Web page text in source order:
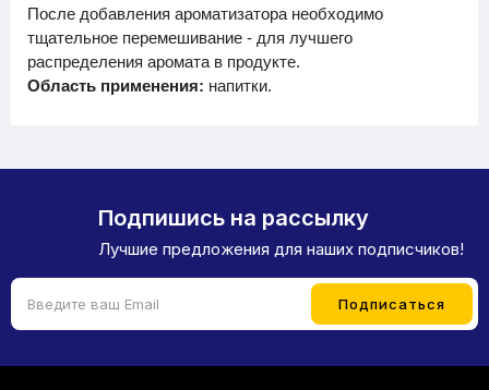
После добавления ароматизатора необходимо
тщательное перемешивание - для лучшего
распределения аромата в продукте.
Область применения: напитки.
Подпишись на рассылку
Лучшие предложения для наших подписчиков!